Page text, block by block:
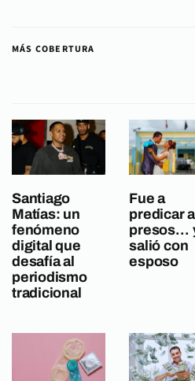
MÁS COBERTURA
Santiago
Matías: un
fenómeno
digital que
desafía al
periodismo
tradicional
Fue a
predicar
presos…
salió con
esposo